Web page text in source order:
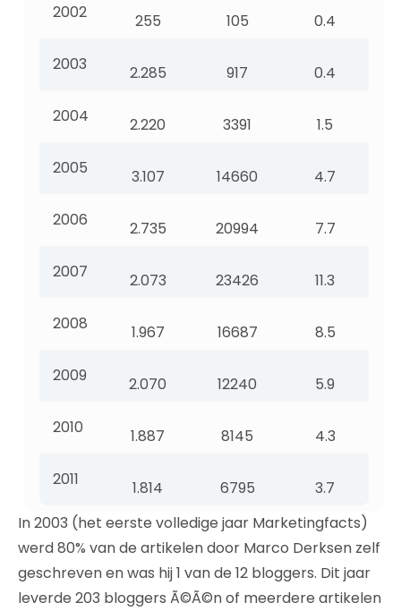
2002 255 105 0.4
2003 2.285 917 0.4
2004 2.220 3391 1.5
2005 3.107 14660 4.7
2006 2.735 20994 7.7
2007 2.073 23426 11.3
2008 1.967 16687 8.5
2009 2.070 12240 5.9
2010 1.887 8145 4.3
2011 1.814 6795
3.7
In 2003 (het eerste volledige jaar Marketingfacts)
werd 80% van de artikelen door Marco Derksen zelf
geschreven en was hij 1 van de 12 bloggers. Dit jaar
leverde 203 bloggers Ã©Ã©n of meerdere artikelen